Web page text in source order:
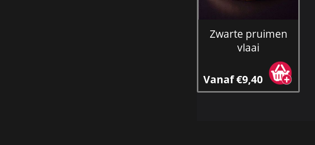
Zwarte pruimen
vlaai
Vanaf €9,40